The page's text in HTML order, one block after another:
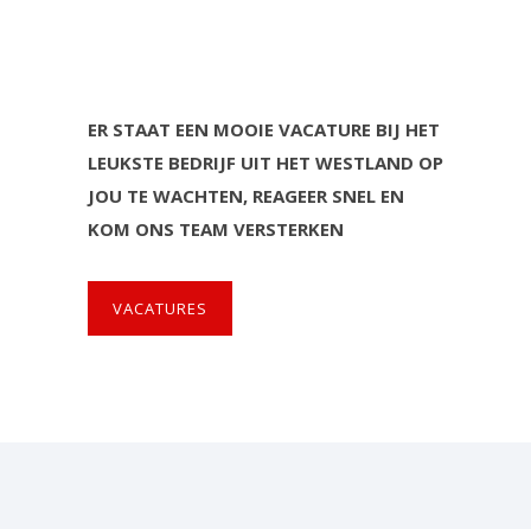
ER STAAT EEN MOOIE VACATURE BIJ HET
LEUKSTE BEDRIJF UIT HET WESTLAND OP
JOU TE WACHTEN, REAGEER SNEL EN
KOM ONS TEAM VERSTERKEN
VACATURES